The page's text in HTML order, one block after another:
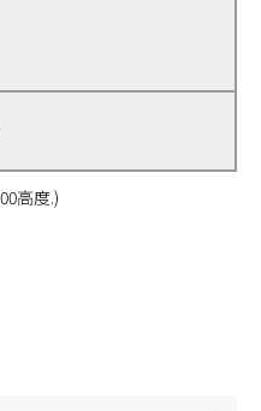
高度.)